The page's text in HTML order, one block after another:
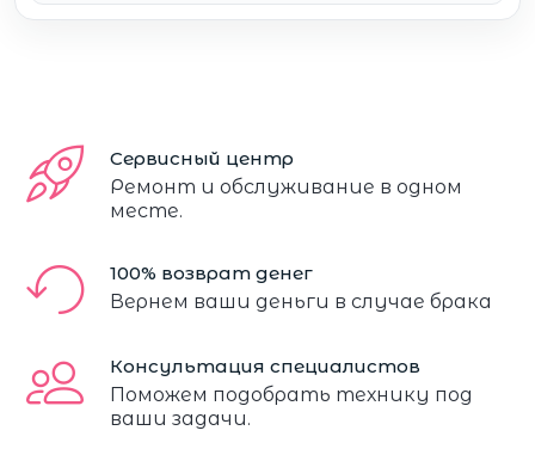
Сервисный центр
Ремонт и обслуживание в одном
месте.
100% возврат денег
Вернем ваши деньги в случае брака
Консультация специалистов
Поможем подобрать технику под
ваши задачи.